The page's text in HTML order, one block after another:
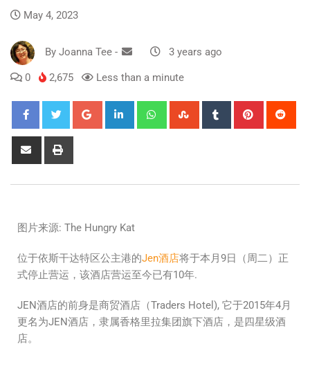
May 4, 2023
By Joanna Tee - 3 years ago
0 2,675 Less than a minute
图片来源: The Hungry Kat
位于依斯干达特区公主港的Jen酒店将于本月9日（周二）正
式停止营运，该酒店营运至今已有10年.
JEN酒店的前身是商贸酒店（Traders Hotel), 它于2015年4月
更名为JEN酒店，隶属香格里拉集团旗下酒店，是四星级酒
店。